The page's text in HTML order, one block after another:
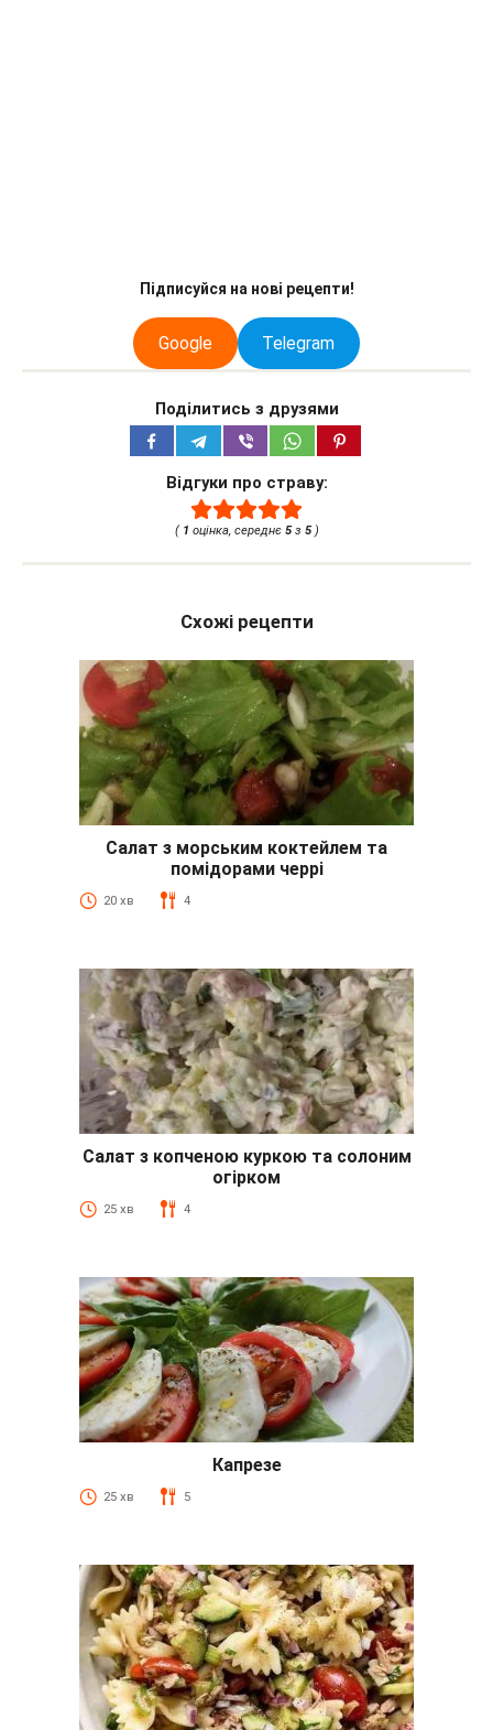
Підписуйся на нові рецепти!
Google Telegram
Поділитись з друзями
Відгуки про страву:
( 1 оцінка, середнє 5з 5)
Схожі рецепти
Салат з морським коктейлем та
помідорами черрі
20 хв 4
Салат з копченою куркою та солоним
огірком
25 хв 4
Капрезе
25 хв 5